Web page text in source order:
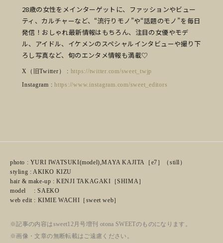
28歳の女性をメインターゲットに、ファッションやビュー
ティ、カルチャーなど、“流行りモノ”や“話題のモノ”を毎日
発信！おしゃれ最新情報はもちろん、注目の女優やモデ
ル、アイドル、イケメンのスペシャルインタビューや撮り下
ろし写真など、旬のエンタメ情報も満載♡
X（旧Twitter） : https://twitter.com/sweet_twjp
Instagram : https://www.instagram.com/sweet_editors
photo : YURI IWATSUKI(model),MAYA KAJITA［e7］（still）
styling : AKIKO KIZU
hair & make-up : KENJI TAKAGAKI［SHIMA］
model : SAEKO
web edit : KIMIE WACHI［sweet web］
※記事の内容はsweet12月号増刊 otona SWEETのものになります。
※画像・文章の無断転載はご遠慮ください。